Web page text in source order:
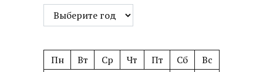
Пн Вт Ср Чт Пт Сб
Вс